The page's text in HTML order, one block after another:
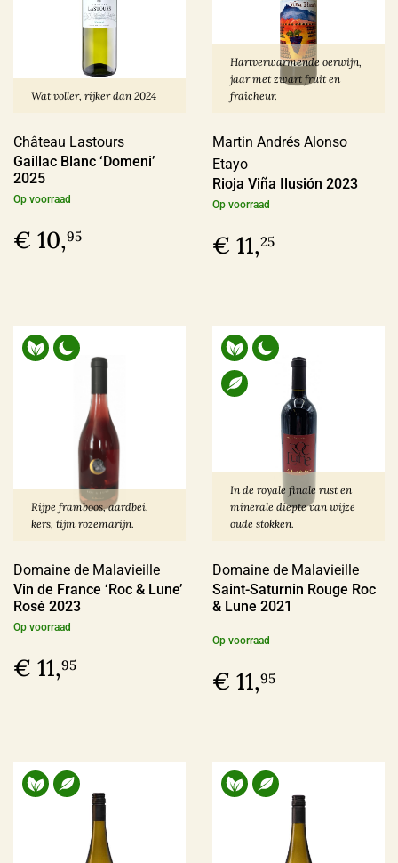
(26)
Biologisch certifcaat
Ja(125)
Nee
Vin Nature
Wat voller, rijker dan 2024
Château Lastours
Gaillac Blanc ‘Domeni’
2025
Op voorraad
€ 10,95
Hartverwarmende oerwijn,
jaar met zwart fruit en
fraîcheur.
Martin Andrés Alonso
Etayo
Rioja Viña Ilusión 2023
Op voorraad
€ 11,25
Rijpe framboos, aardbei,
kers, tijm rozemarijn.
Domaine de Malavieille
Vin de France ‘Roc & Lune’
Rosé 2023
Op voorraad
€ 11,95
In de royale finale rust en
minerale diepte van wijze
oude stokken.
Domaine de Malavieille
Saint-Saturnin Rouge Roc
& Lune 2021
Op voorraad
€ 11,95